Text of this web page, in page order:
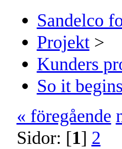
Sandelco
Projekt>
Kunders
So it
« föregående
Sidor: [1] 2